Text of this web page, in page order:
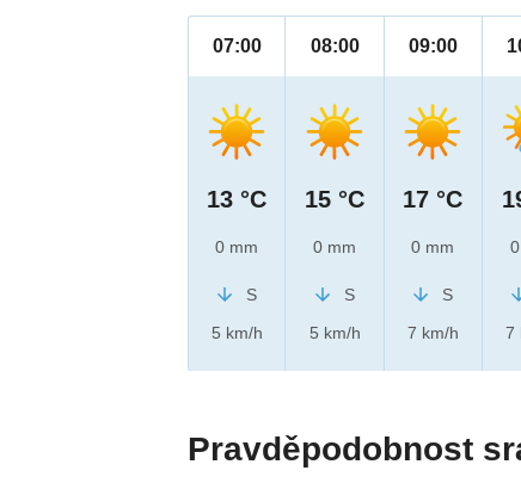
07:00
13 °C
0 mm
S
5 km/h
08:00
15 °C
0 mm
S
5 km/h
09:00
17 °C
0 mm
S
7 km/h
7
Pravděpodobnost